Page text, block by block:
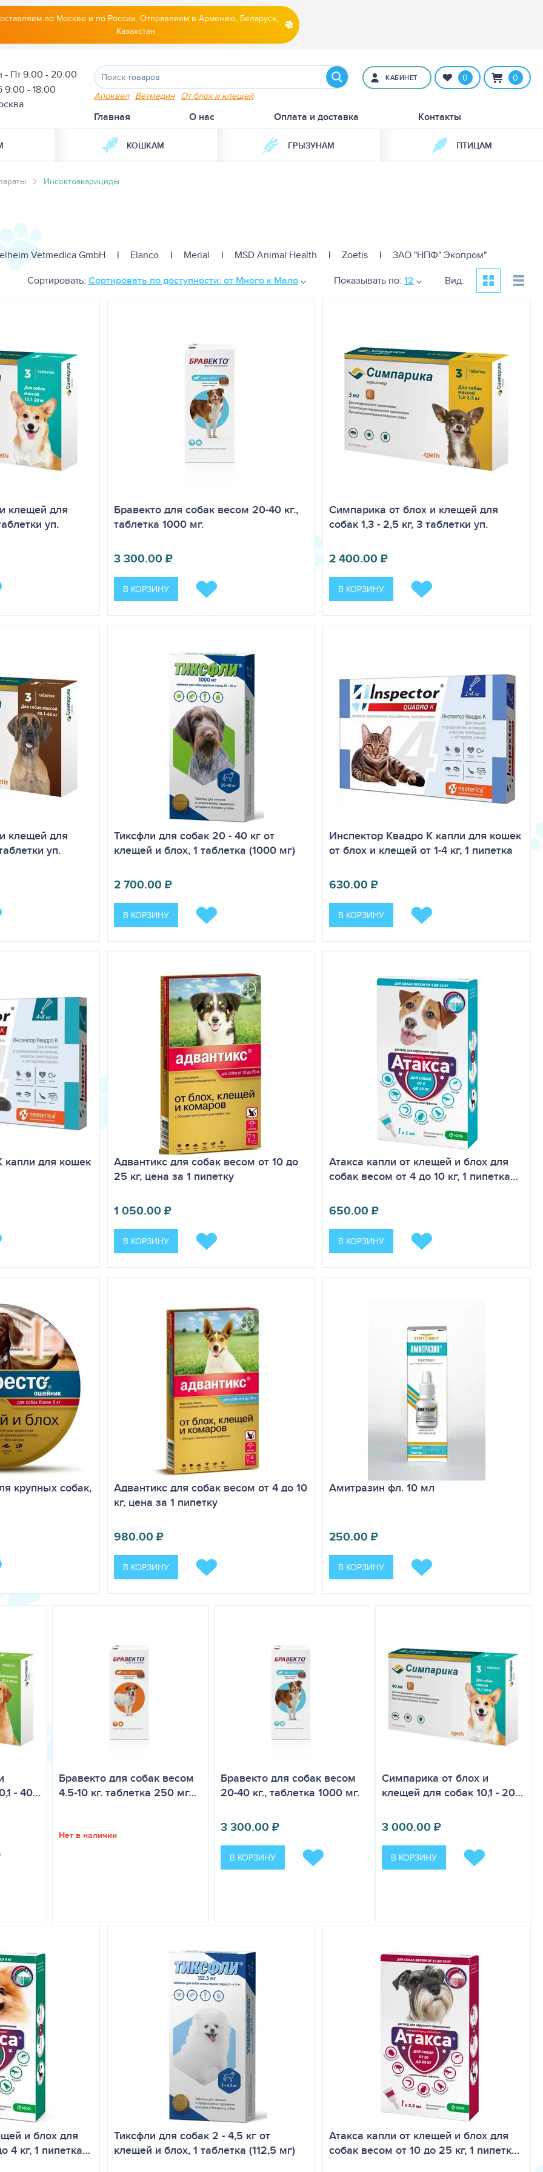
по Москве и по России. Отправляем в Армению, Беларусь,
Казахстан
- Пт 9:00 - 20:00
9:00 - 18:00
Апоквел Ветмедин От блох и клещей
КАБИНЕТ 0 0
Главная О нас Оплата и доставка Контакты
КОШКАМ ГРЫЗУНАМ ПТИЦАМ
Инсектоакарициды
Vetmedica GmbH | Elanco | Merial | MSD Animal Health | Zoetis |
ЗАО "НПФ" Экопром"
Сортировать: Сортировать по доступности: от Много к Мало Показывать по: 12 Вид:
клещей для
уп.
Бравекто для собак весом 20-40 кг.,
таблетка 1000 мг.
3 300.00₽
В КОРЗИНУ
Симпарика от блох и клещей для
собак 1,3 - 2,5 кг, 3 таблетки уп.
2 400.00₽
В КОРЗИНУ
клещей для
уп.
Тиксфли для собак 20 - 40 кг от
клещей и блох, 1 таблетка (1000 мг)
2 700.00₽
В КОРЗИНУ
Инспектор Квадро K капли для кошек
от блох и клещей от 1-4 кг, 1 пипетка
630.00₽
В КОРЗИНУ
капли для кошек
Адвантикс для собак весом от 10 до
25 кг, цена за 1 пипетку
1 050.00₽
В КОРЗИНУ
Атакса капли от клещей и блох для
собак весом от 4 до 10 кг, 1 пипетка…
650.00₽
В КОРЗИНУ
крупных собак,
Адвантикс для собак весом от 4 до 10
кг, цена за 1 пипетку
980.00₽
В КОРЗИНУ
Амитразин фл. 10 мл
250.00₽
В КОРЗИНУ
- 40…
Бравекто для собак весом
4.5-10 кг. таблетка 250 мг…
Нет в наличии
Бравекто для собак весом
20-40 кг., таблетка 1000 мг.
3 300.00₽
В КОРЗИНУ
Симпарика от блох и
клещей для собак 10,1 - 20…
3 000.00₽
В КОРЗИНУ
и блох для
4 кг, 1 пипетка…
Тиксфли для собак 2 - 4,5 кг от
клещей и блох, 1 таблетка (112,5 мг)
Атакса капли от клещей и блох для
собак весом от 10 до 25 кг, 1 пипетк…